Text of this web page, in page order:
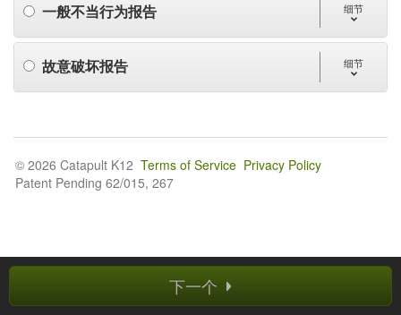
一般不当行为报告 细节
故意破坏报告 细节
下一个
© 2026 Catapult K12 Terms of Service Privacy Policy
Patent Pending 62/015, 267